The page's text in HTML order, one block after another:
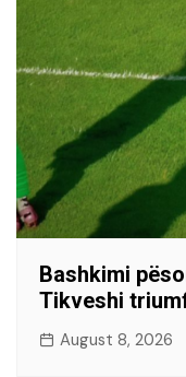
Bashkimi
Tikveshi
August 8, 2026